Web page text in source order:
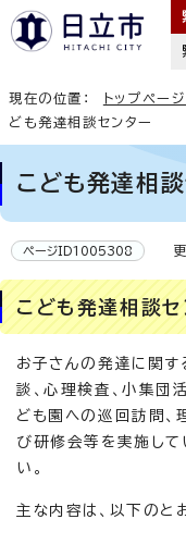
現在の位置： トップページ
ども発達相談センター
こども発達相
ページID1005308 更
こども発達相談
お子さんの発達に関す
談、心理検査、小集団
ども園への巡回訪問、
び研修会等を実施して
い。
主な内容は、以下のと